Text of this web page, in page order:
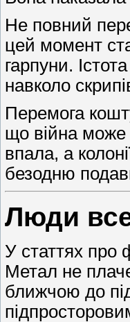
Не повний
цей момент
гарпуни.
навколо
Перемога
що війна може
впала, а
безодню
Люди
У статтях про
Метал не
ближчою до